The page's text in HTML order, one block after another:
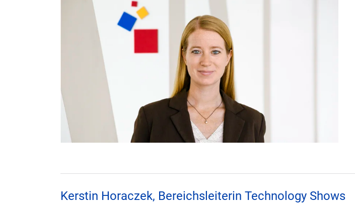
Kerstin Horaczek, Bereichsleiterin Technology Shows